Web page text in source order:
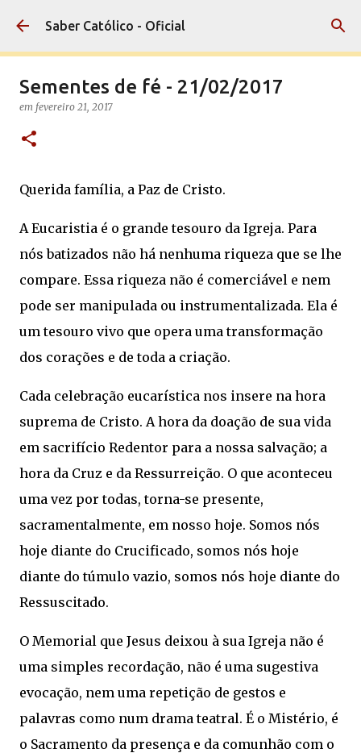
Pular para o conteúdo principal
Saber Católico - Oficial
Sementes de fé - 21/02/2017
em fevereiro 21, 2017
Querida família, a Paz de Cristo.
A Eucaristia é o grande tesouro da Igreja. Para
nós batizados não há nenhuma riqueza que se lhe
compare. Essa riqueza não é comerciável e nem
pode ser manipulada ou instrumentalizada. Ela é
um tesouro vivo que opera uma transformação
dos corações e de toda a criação.
Cada celebração eucarística nos insere na hora
suprema de Cristo. A hora da doação de sua vida
em sacrifício Redentor para a nossa salvação; a
hora da Cruz e da Ressurreição. O que aconteceu
uma vez por todas, torna-se presente,
sacramentalmente, em nosso hoje. Somos nós
hoje diante do Crucificado, somos nós hoje
diante do túmulo vazio, somos nós hoje diante do
Ressuscitado.
O Memorial que Jesus deixou à sua Igreja não é
uma simples recordação, não é uma sugestiva
evocação, nem uma repetição de gestos e
palavras como num drama teatral. É o Mistério, é
o Sacramento da presença e da comunhão com o